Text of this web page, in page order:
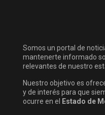
Somos un portal de
mantenerte informado
relevantes de nuestro
Nuestro objetivo es
y de interés para que
ocurre en el
Estado de